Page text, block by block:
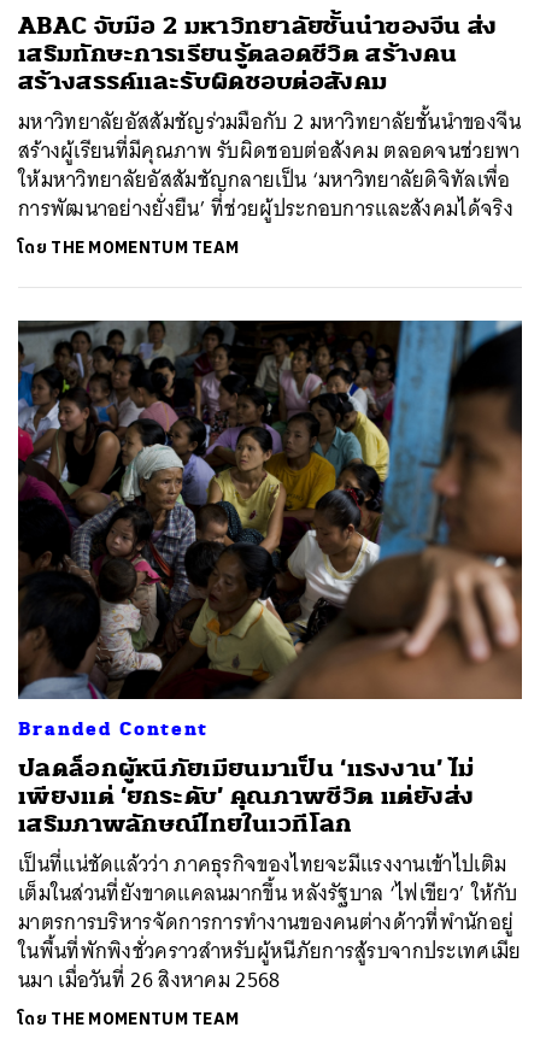
ABAC จับมือ 2 มหาวิทยาลัยชั้นนำของจีน ส่ง
เสริมทักษะการเรียนรู้ตลอดชีวิต สร้างคน
สร้างสรรค์และรับผิดชอบต่อสังคม
มหาวิทยาลัยอัสสัมชัญร่วมมือกับ 2 มหาวิทยาลัยชั้นนำของจีน
สร้างผู้เรียนที่มีคุณภาพ รับผิดชอบต่อสังคม ตลอดจนช่วยพา
ให้มหาวิทยาลัยอัสสัมชัญกลายเป็น ‘มหาวิทยาลัยดิจิทัลเพื่อ
การพัฒนาอย่างยั่งยืน’ ที่ช่วยผู้ประกอบการและสังคมได้จริง
โดย THE MOMENTUM TEAM
Branded Content
ปลดล็อกผู้หนีภัยเมียนมาเป็น ‘แรงงาน’ ไม่
เพียงแต่ ‘ยกระดับ’ คุณภาพชีวิต แต่ยังส่ง
เสริมภาพลักษณ์ไทยในเวทีโลก
เป็นที่แน่ชัดแล้วว่า ภาคธุรกิจของไทยจะมีแรงงานเข้าไปเติม
เต็มในส่วนที่ยังขาดแคลนมากขึ้น หลังรัฐบาล ‘ไฟเขียว’ ให้กับ
มาตรการบริหารจัดการการทำงานของคนต่างด้าวที่พำนักอยู่
ในพื้นที่พักพิงชั่วคราวสำหรับผู้หนีภัยการสู้รบจากประเทศเมีย
นมา เมื่อวันที่ 26 สิงหาคม 2568
โดย THE MOMENTUM TEAM